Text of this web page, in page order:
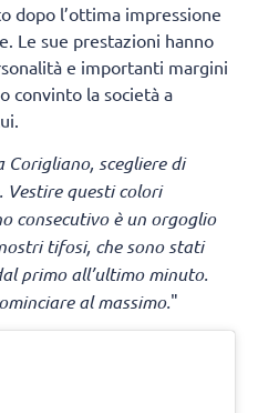
dopo l’ottima impressione
Le sue prestazioni hanno
e importanti margini
convinto la società a
scegliere di
Vestire questi colori
consecutivo è un orgoglio
tifosi, che sono stati
primo all’ultimo minuto.
al massimo."